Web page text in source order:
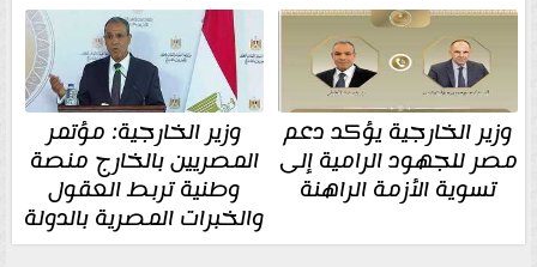
وزير الخارجية يؤكد دعم
مصر للجهود الرامية إلى
تسوية الأزمة الراهنة
وزير الخارجية: مؤتمر
المصريين بالخارج منصة
وطنية تربط العقول
والخبرات المصرية بالدولة